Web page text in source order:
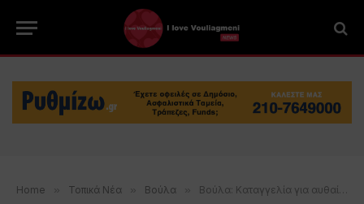
Home » Τοπικά Νέα » Βούλα » Βούλα: Καταγγελία για αυθαίρετη “απόβαση” με ομπρελοξαπλώστρες σε παραλία δίπλα σε γνωστό εστιατόριο